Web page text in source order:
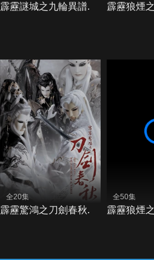
霹靂謎城之九輪異譜. 霹靂狼煙
全20集
霹靂驚鴻之刀劍春秋.
全50集
霹靂狼煙